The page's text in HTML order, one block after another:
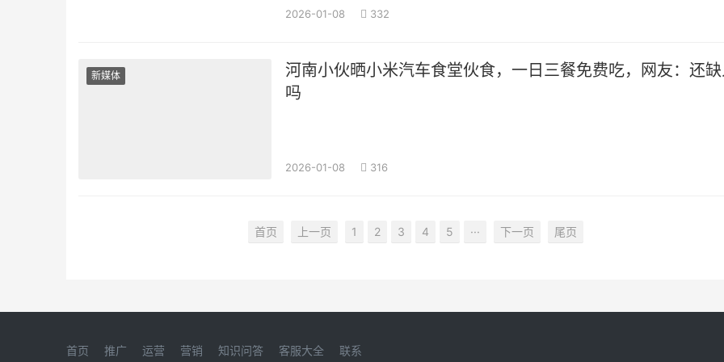
2026-01-08 332
新媒体
河南小伙晒小米汽车食堂伙食，一日三餐免费吃，网友：还
吗
2026-01-08 316
首页 上一页 1 2 3 4 5 ··· 下一页 尾页
首页 推广 运营 营销 知识问答 客服大全 联系